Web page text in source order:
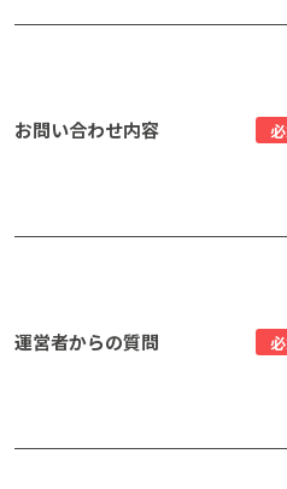
お問い合わせ内容
運営者からの質問